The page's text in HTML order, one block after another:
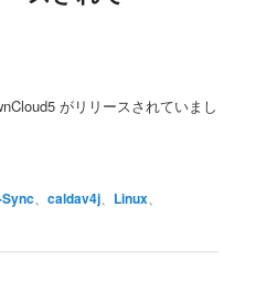
がリリースされていまし
、caldav4j Linux